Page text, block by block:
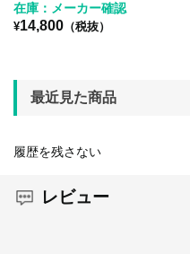
在庫：メーカー確認
¥14,800 （税抜）
最近見た商品
履歴を残さない
レビュー